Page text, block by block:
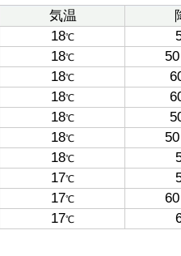
気温
18℃
18℃ 50
18℃
18℃
18℃
18℃ 50
18℃
17℃
17℃ 60
17℃